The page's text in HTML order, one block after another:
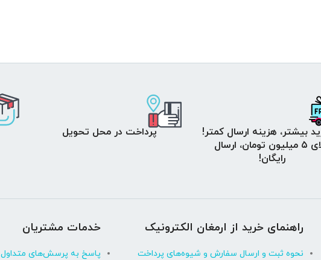
پرداخت در محل تحویل
بیشتر، هزینه ارسال کمتر!
بالای ۵ میلیون تومان، ارسال
رایگان!
خدمات مشتریان
پاسخ به پرسش‌های متداول
راهنمای خرید از ارمغان الکترونیک
نحوه ثبت و ارسال سفارش و شیوه‌های پرداخت